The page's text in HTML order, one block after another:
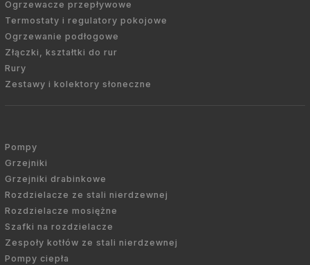
Ogrzewacze przepływowe
Termostaty i regulatory pokojowe
Ogrzewanie podłogowe
Złączki, kształtki do rur
Rury
Zestawy i kolektory słoneczne
Pompy
Grzejniki
Grzejniki drabinkowe
Rozdzielacze ze stali nierdzewnej
Rozdzielacze mosiężne
Szafki na rozdzielacze
Zespoły kotłów ze stali nierdzewnej
Pompy ciepła